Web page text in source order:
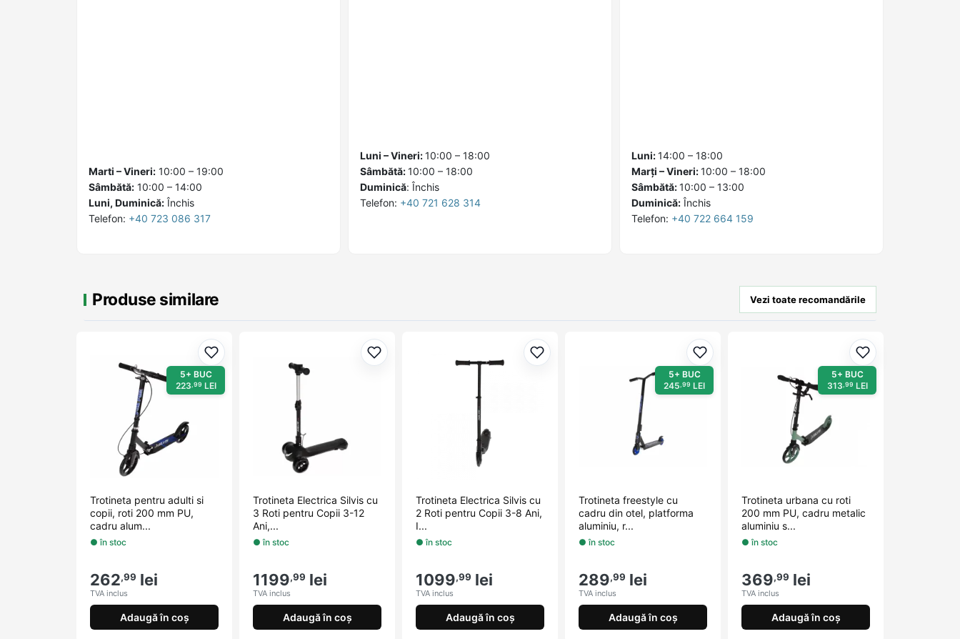
Marti – Vineri: 10:00 – 19:00
Sâmbătă: 10:00 – 14:00
Luni, Duminică: Închis
Telefon: +40 723 086 317
Luni – Vineri:10:00 – 18:00
Sâmbătă:10:00 – 18:00
Duminică: Închis
Telefon: +40 721 628 314
Luni:14:00 – 18:00
Marți – Vineri:10:00 – 18:00
Sâmbătă:10:00 – 13:00
Duminică: Închis
Telefon: +40 722 664 159
Produse similare Vezi toate recomandările
Adaugă la favorite
5+ BUC
223,99 LEI
Trotineta pentru adulti si
copii, roti 200 mm PU,
cadru alum...
● în stoc
262,99 lei
TVA inclus
Adaugă în coș
Adaugă la favorite
Trotineta Electrica Silvis cu
3 Roti pentru Copii 3-12
Ani,...
● în stoc
1199,99 lei
TVA inclus
Adaugă în coș
Adaugă la favorite
Trotineta Electrica Silvis cu
2 Roti pentru Copii 3-8 Ani,
I...
● în stoc
1099,99 lei
TVA inclus
Adaugă în coș
Adaugă la favorite
5+ BUC
245,99 LEI
Trotineta freestyle cu
cadru din otel, platforma
aluminiu, r...
● în stoc
289,99 lei
TVA inclus
Adaugă în coș
Adaugă la
5+ BUC
313,99 LEI
Trotineta urbana cu roti
200 mm PU, cadru metalic
aluminiu s...
● în stoc
369,99 lei
TVA inclus
Adaugă în coș